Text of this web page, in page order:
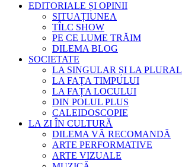
EDITORIALE ȘI OPINII
SITUAȚIUNEA
TÎLC SHOW
PE CE LUME TRĂIM
DILEMA BLOG
SOCIETATE
LA SINGULAR ȘI LA PLURAL
LA FAȚA TIMPULUI
LA FAȚA LOCULUI
DIN POLUL PLUS
CALEIDOSCOPIE
LA ZI ÎN CULTURĂ
DILEMA VĂ RECOMANDĂ
ARTE PERFORMATIVE
ARTE VIZUALE